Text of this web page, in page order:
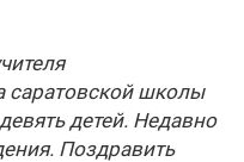
саратовской школы
детей. Недавно
Поздравить